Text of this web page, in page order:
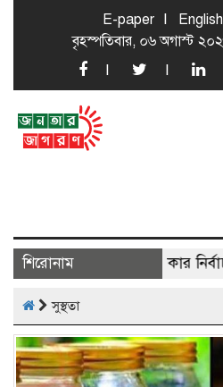
E-paper
বৃহস্পতিবার, ০৬ অগাস্ট
শিরোনাম স্থানীয় সরকার নির্বাচন
সুস্থতা